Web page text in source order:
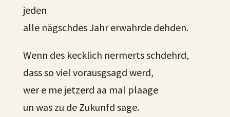
jeden
alle nägschdes Jahr erwahrde dehden.
Wenn des kecklich nermerts schdehrd,
dass so viel vorausgsagd werd,
wer e me jetzerd aa mal plaage
un was zu de Zukunfd sage.